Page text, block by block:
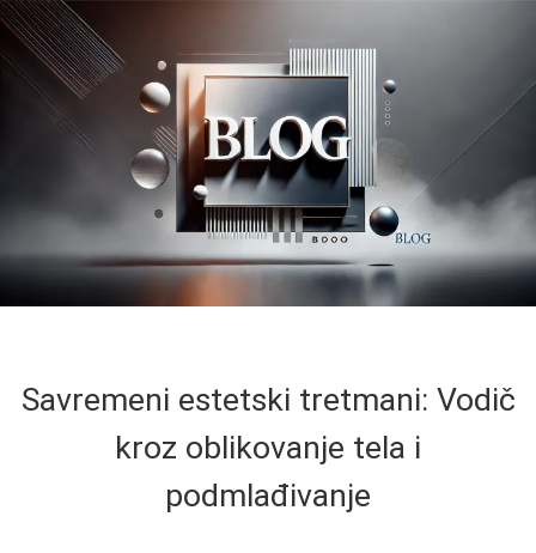
Savremeni estetski tretmani: Vodič
kroz oblikovanje tela i
podmlađivanje